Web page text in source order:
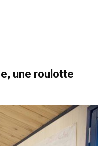
une roulotte